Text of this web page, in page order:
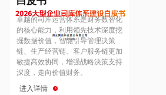
Hungary
Hong Kong
卓越的司库运营体系是财务数智化
的核心能力，利用领先技术深度挖
掘数据价值，智能引导管理决策
链、生产经营链、客户服务链更加
敏捷高效协同，增强战略決策支持
深度，走向价值财务。
进入详情